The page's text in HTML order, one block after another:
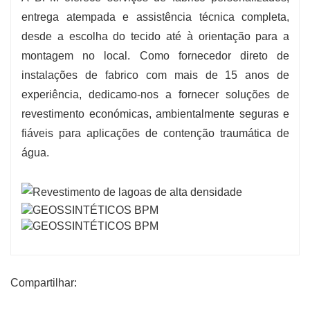
entrega atempada e assistência técnica completa,
desde a escolha do tecido até à orientação para a
montagem no local. Como fornecedor direto de
instalações de fabrico com mais de 15 anos de
experiência, dedicamo-nos a fornecer soluções de
revestimento económicas, ambientalmente seguras e
fiáveis para aplicações de contenção traumática de
água.
Compartilhar: